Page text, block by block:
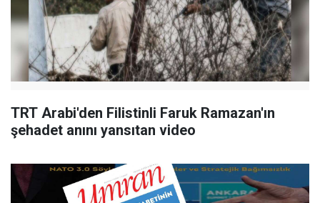
TRT Arabi'den Filistinli Faruk Ramazan'ın
şehadet anını yansıtan video